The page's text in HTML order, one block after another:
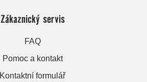
Zákaznický servis
FAQ
Pomoc a kontakt
Kontaktní formulář